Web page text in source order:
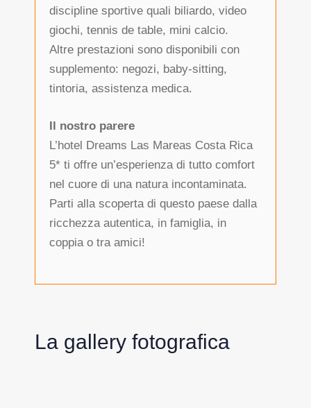
discipline sportive quali biliardo, video
giochi, tennis de table, mini calcio.
Altre prestazioni sono disponibili con
supplemento: negozi, baby-sitting,
tintoria, assistenza medica.
Il nostro parere
L’hotel Dreams Las Mareas Costa Rica
5* ti offre un’esperienza di tutto comfort
nel cuore di una natura incontaminata.
Parti alla scoperta di questo paese dalla
ricchezza autentica, in famiglia, in
coppia o tra amici!
La gallery fotografica